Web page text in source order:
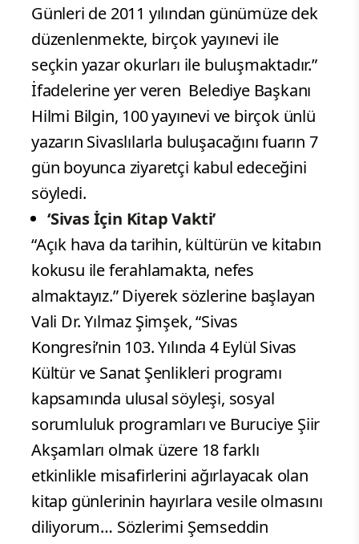
Günleri de 2011 yılından günümüze dek
düzenlenmekte, birçok yayınevi ile
seçkin yazar okurları ile buluşmaktadır.”
İfadelerine yer veren Belediye Başkanı
Hilmi Bilgin, 100 yayınevi ve birçok ünlü
yazarın Sivaslılarla buluşacağını fuarın 7
gün boyunca ziyaretçi kabul edeceğini
söyledi.
‘Sivas İçin Kitap Vakti’
“Açık hava da tarihin, kültürün ve kitabın
kokusu ile ferahlamakta, nefes
almaktayız.” Diyerek sözlerine başlayan
Vali Dr. Yılmaz Şimşek, “Sivas
Kongresi’nin 103. Yılında 4 Eylül Sivas
Kültür ve Sanat Şenlikleri programı
kapsamında ulusal söyleşi, sosyal
sorumluluk programları ve Buruciye Şiir
Akşamları olmak üzere 18 farklı
etkinlikle misafirlerini ağırlayacak olan
kitap günlerinin hayırlara vesile olmasını
diliyorum… Sözlerimi Şemseddin